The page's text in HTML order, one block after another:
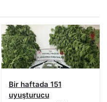
Bir haftada 151
uyuşturucu